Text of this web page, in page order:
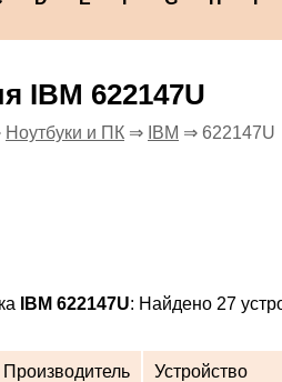
IBM 622147U
Ноутбуки и ПК ⇒ IBM ⇒ 622147U
IBM 622147U: Найдено 27
Производитель Устройство